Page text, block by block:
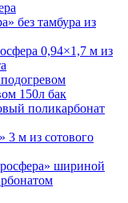
без тамбура из
0,94×1,7 м из
150л бак
поликарбонат
3 м из сотового
шириной